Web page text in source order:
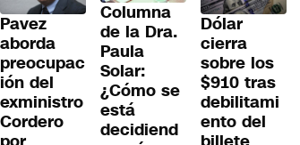
Pavez
aborda
preocupac
ión del
exministro
Cordero
Columna
de la Dra.
Paula
Solar:
¿Cómo se
está
decidiend
Dólar
cierra
sobre los
$910 tras
debilitami
ento del